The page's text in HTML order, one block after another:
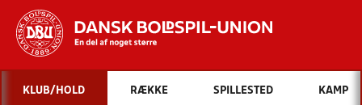
Hvad vil du søge efter?
KLUB/HOLD RÆKKE SPILLESTED KAMP